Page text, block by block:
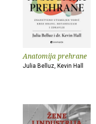
Anatomija prehrane
Julia Belluz, Kevin Hall